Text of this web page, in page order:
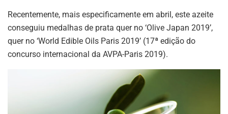
Recentemente, mais especificamente em abril, este azeite
conseguiu medalhas de prata quer no ‘Olive Japan 2019’,
quer no ‘World Edible Oils Paris 2019’ (17ª edição do
concurso internacional da AVPA-Paris 2019).